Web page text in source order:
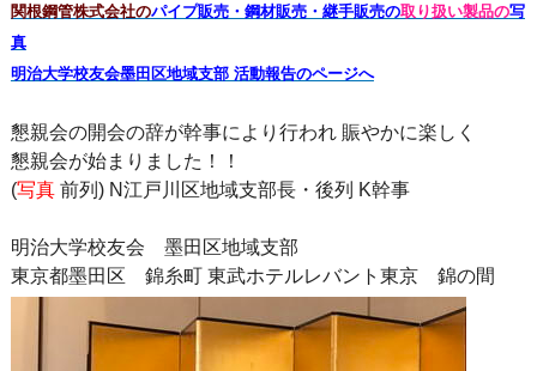
関根鋼管株式会社のパイプ販売・鋼材販売・継手販売の取り扱い製品の写
真
明治大学校友会墨田区地域支部 活動報告のページへ
懇親会の開会の辞が幹事により行われ 賑やかに楽しく
懇親会が始まりました！！
(写真 前列) N江戸川区地域支部長・後列 K幹事
明治大学校友会 墨田区地域支部
東京都墨田区 錦糸町 東武ホテルレバント東京 錦の間